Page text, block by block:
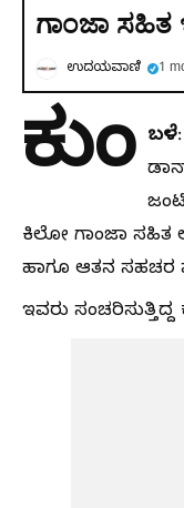
ಗಾಂಜಾ ಸಹಿತ
ಉದಯವಾಣಿ 1
ಕುಂ ಬಳೆ
ಕಿಲೋ ಗಾಂಜಾ ಸಹಿತ
ಹಾಗೂ ಆತನ ಸಹಚರ
ಇವರು